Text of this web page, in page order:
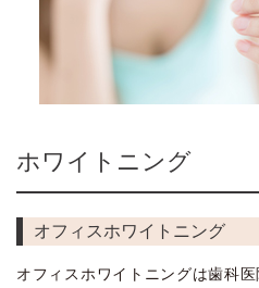
ホワイトニング
オフィスホワイトニング
オフィスホワイトニングは歯科